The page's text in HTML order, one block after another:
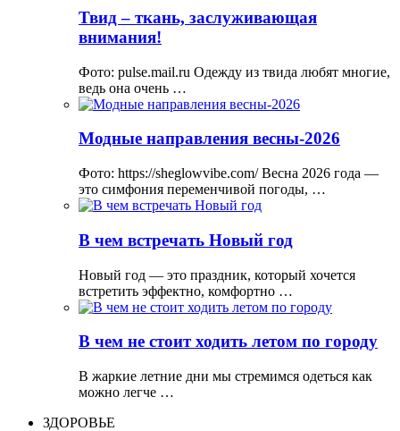
Твид – ткань, заслуживающая
внимания!
Фото: pulse.mail.ru Одежду из твида любят многие,
ведь она очень …
Модные направления весны-2026
Фото: https://sheglowvibe.com/ Весна 2026 года —
это симфония переменчивой погоды, …
В чем встречать Новый год
Новый год — это праздник, который хочется
встретить эффектно, комфортно …
В чем не стоит ходить летом по городу
В жаркие летние дни мы стремимся одеться как
можно легче …
ЗДОРОВЬЕ